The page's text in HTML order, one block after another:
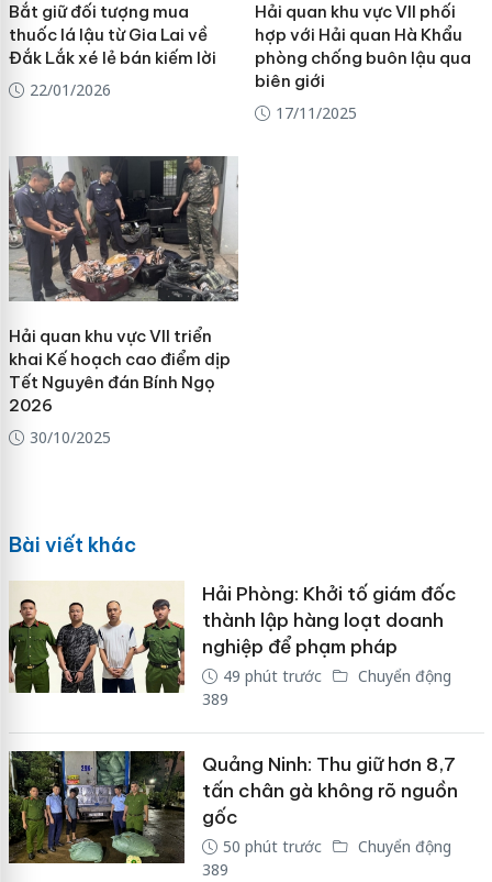
Bắt giữ đối tượng mua
thuốc lá lậu từ Gia Lai về
Đắk Lắk xé lẻ bán kiếm lời
22/01/2026
Hải quan khu vực VII phối
hợp với Hải quan Hà Khẩu
phòng chống buôn lậu qua
biên giới
17/11/2025
Hải quan khu vực VII triển
khai Kế hoạch cao điểm dịp
Tết Nguyên đán Bính Ngọ
2026
30/10/2025
Bài viết khác
Hải Phòng: Khởi tố giám đốc
thành lập hàng loạt doanh
nghiệp để phạm pháp
49 phút trước
Chuyển động
389
Quảng Ninh: Thu giữ hơn 8,7
tấn chân gà không rõ nguồn
gốc
50 phút trước
Chuyển động
389